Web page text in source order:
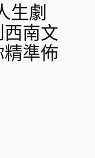
生劇
南文
準佈